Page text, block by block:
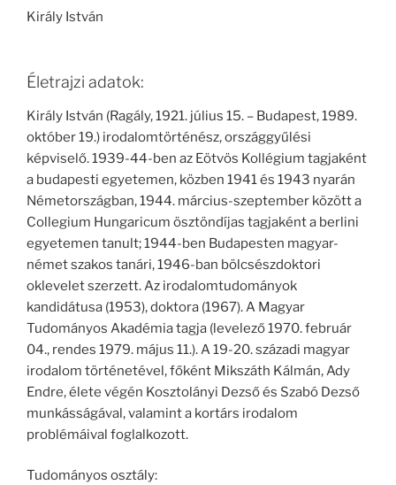
Király István
Életrajzi adatok:
Király István (Ragály, 1921. július 15. – Budapest, 1989.
október 19.) irodalomtörténész, országgyűlési
képviselő. 1939-44-ben az Eötvös Kollégium tagjaként
a budapesti egyetemen, közben 1941 és 1943 nyarán
Németországban, 1944. március-szeptember között a
Collegium Hungaricum ösztöndíjas tagjaként a berlini
egyetemen tanult; 1944-ben Budapesten magyar-
német szakos tanári, 1946-ban bölcsészdoktori
oklevelet szerzett. Az irodalomtudományok
kandidátusa (1953), doktora (1967). A Magyar
Tudományos Akadémia tagja (levelező 1970. február
04., rendes 1979. május 11.). A 19-20. századi magyar
irodalom történetével, főként Mikszáth Kálmán, Ady
Endre, élete végén Kosztolányi Dezső és Szabó Dezső
munkásságával, valamint a kortárs irodalom
problémáival foglalkozott.
Tudományos osztály: